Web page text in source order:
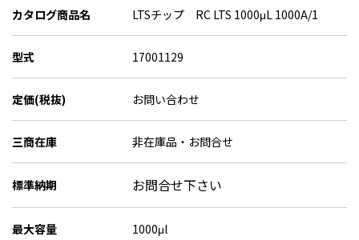
カタログ商品名 LTSチップ RC LTS 1000μL 1000A/1
型式 17001129
定価(税抜) お問い合わせ
三商在庫 非在庫品・お問合せ
標準納期 お問合せ下さい
最大容量 1000μl